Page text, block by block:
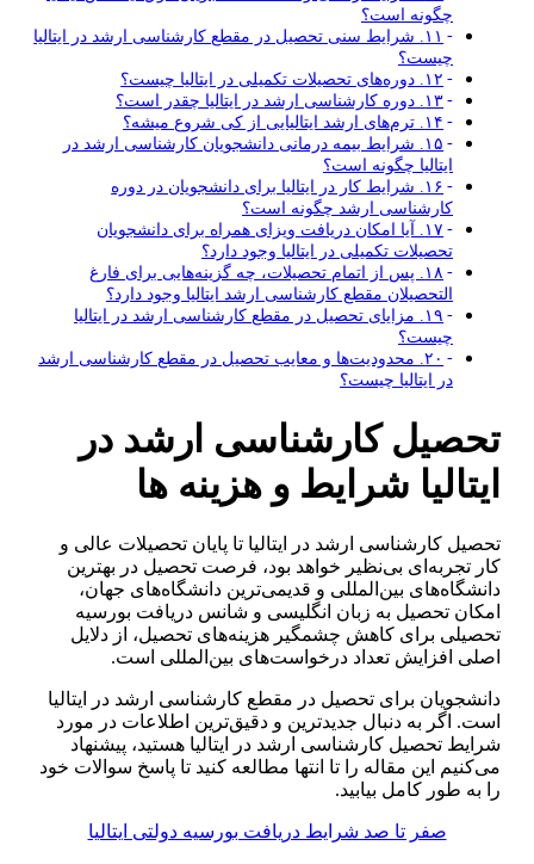
چگونه است؟
۱۱. شرایط سنی تحصیل در مقطع کارشناسی ارشد در ایتالیا
چیست؟
۱۲. دوره‌های تحصیلات تکمیلی در ایتالیا چیست؟
۱۳. دوره کارشناسی ارشد در ایتالیا چقدر است؟
۱۴. ترم‌های ارشد ایتالیایی از کی شروع میشه؟
۱۵. شرایط بیمه درمانی دانشجویان کارشناسی ارشد در
ایتالیا چگونه است؟
۱۶. شرایط کار در ایتالیا برای دانشجویان در دوره
کارشناسی ارشد چگونه است؟
۱۷. آیا امکان دریافت ویزای همراه برای دانشجویان
تحصیلات تکمیلی در ایتالیا وجود دارد؟
۱۸. پس از اتمام تحصیلات، چه گزینه‌هایی برای فارغ
التحصیلان مقطع کارشناسی ارشد ایتالیا وجود دارد؟
۱۹. مزایای تحصیل در مقطع کارشناسی ارشد در ایتالیا
چیست؟
۲۰. محدودیت‌ها و معایب تحصیل در مقطع کارشناسی ارشد
در ایتالیا چیست؟
تحصیل کارشناسی ارشد در
ایتالیا شرایط و هزینه ها
تحصیل کارشناسی ارشد در ایتالیا تا پایان تحصیلات عالی و
کار تجربه‌ای بی‌نظیر خواهد بود، فرصت تحصیل در بهترین
دانشگاه‌های بین‌المللی و قدیمی‌ترین دانشگاه‌های جهان،
امکان تحصیل به زبان انگلیسی و شانس دریافت بورسیه
تحصیلی برای کاهش چشمگیر هزینه‌های تحصیل، از دلایل
اصلی افزایش تعداد درخواست‌های بین‌المللی است.
دانشجویان برای تحصیل در مقطع کارشناسی ارشد در ایتالیا
است. اگر به دنبال جدیدترین و دقیق‌ترین اطلاعات در مورد
شرایط تحصیل کارشناسی ارشد در ایتالیا هستید، پیشنهاد
می‌کنیم این مقاله را تا انتها مطالعه کنید تا پاسخ سوالات خود
را به طور کامل بیابید.
صفر تا صد شرایط دریافت بورسیه دولتی ایتالیا